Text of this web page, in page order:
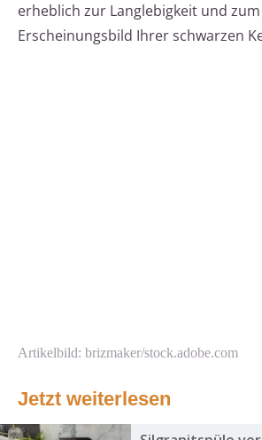
erheblich zur Langlebigkeit und
Erscheinungsbild Ihrer schwarzen
Artikelbild: brizmaker/stock.adobe.com
Jetzt weiterlesen